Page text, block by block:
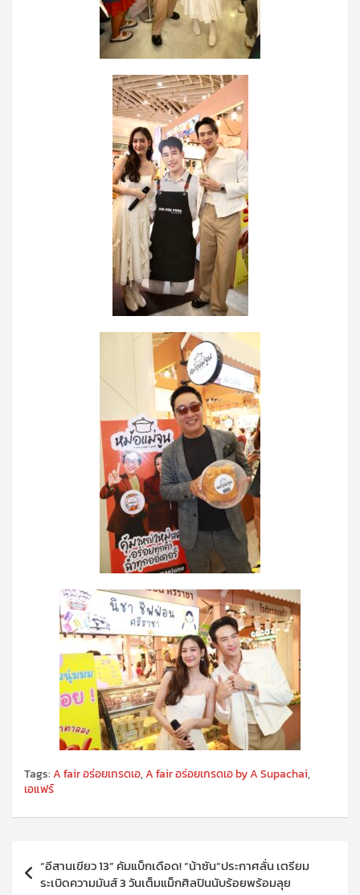
Tags:A fair อร่อยเกรดเอ,A fair อร่อยเกรดเอ by A Supachai,
เอแฟร์
แนะแนว
เรื่อง“อีสานเขียว 13” คัมแบ็กเดือด! “น้าซัน”ประกาศลั่น เตรียม
ระเบิดความมันส์ 3 วันเต็มแม็กศิลปินนับร้อยพร้อมลุย